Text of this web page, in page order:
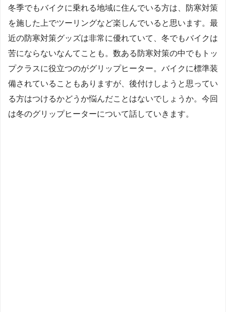
冬季でもバイクに乗れる地域に住んでいる方は、防寒対策
を施した上でツーリングなど楽しんでいると思います。最
近の防寒対策グッズは非常に優れていて、冬でもバイクは
苦にならないなんてことも。数ある防寒対策の中でもトッ
プクラスに役立つのがグリップヒーター。バイクに標準装
備されていることもありますが、後付けしようと思ってい
る方はつけるかどうか悩んだことはないでしょうか。今回
は冬のグリップヒーターについて話していきます。